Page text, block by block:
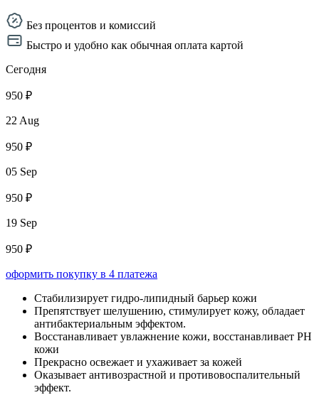
Без процентов и комиссий
Быстро и удобно как обычная оплата картой
Сегодня
950 ₽
22 Aug
950 ₽
05 Sep
950 ₽
19 Sep
950 ₽
оформить покупку в 4 платежа
Стабилизирует гидро-липидный барьер кожи
Препятствует шелушению, стимулирует кожу, обладает
антибактериальным эффектом.
Восстанавливает увлажнение кожи, восстанавливает РН
кожи
Прекрасно освежает и ухаживает за кожей
Оказывает антивозрастной и противовоспалительный
эффект.